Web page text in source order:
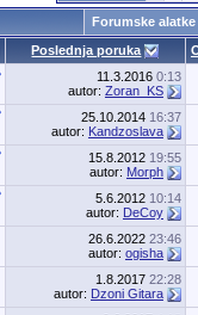
Forumske alatke
Poslednja poruka
11.3.2016 0:13
autor: Zoran_KS
25.10.2014 16:37
autor: Kandzoslava
15.8.2012 19:55
autor: Morph
5.6.2012 10:14
autor: DeCoy
26.6.2022 23:46
autor: ogisha
1.8.2017 22:28
autor: Dzoni Gitara